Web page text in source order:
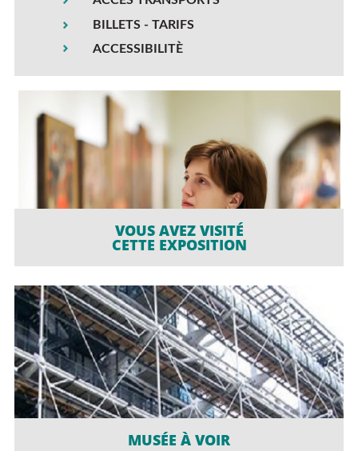
BILLETS - TARIFS
ACCESSIBILITÈ
VOUS AVEZ VISITÉ
CETTE EXPOSITION
MUSÉE À VOIR